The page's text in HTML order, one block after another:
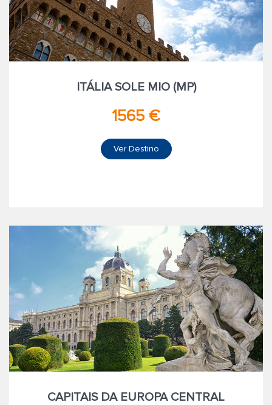
ITÁLIA SOLE MIO (MP)
1565 €
Ver Destino
CAPITAIS DA EUROPA CENTRAL